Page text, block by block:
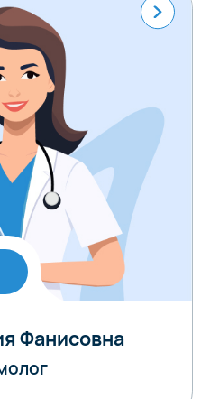
Фанисовна